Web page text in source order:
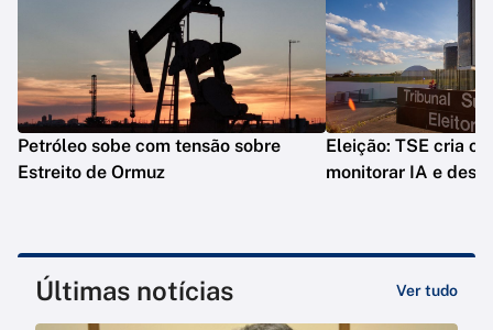
Petróleo sobe com tensão sobre
Estreito de Ormuz
Eleição: TSE cria
monitorar IA e
Últimas notícias Ver tudo